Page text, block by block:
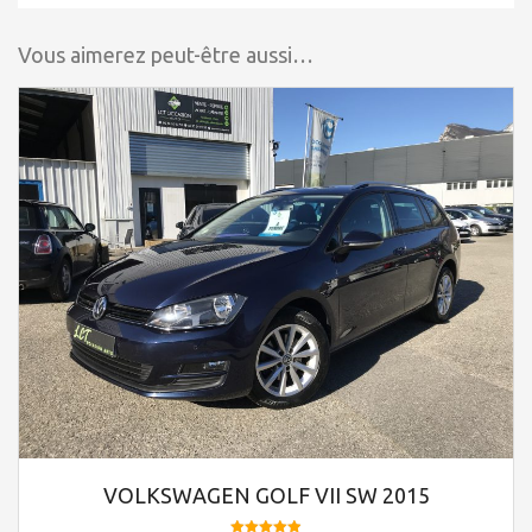
Vous aimerez peut-être aussi…
VOLKSWAGEN GOLF VII SW 2015